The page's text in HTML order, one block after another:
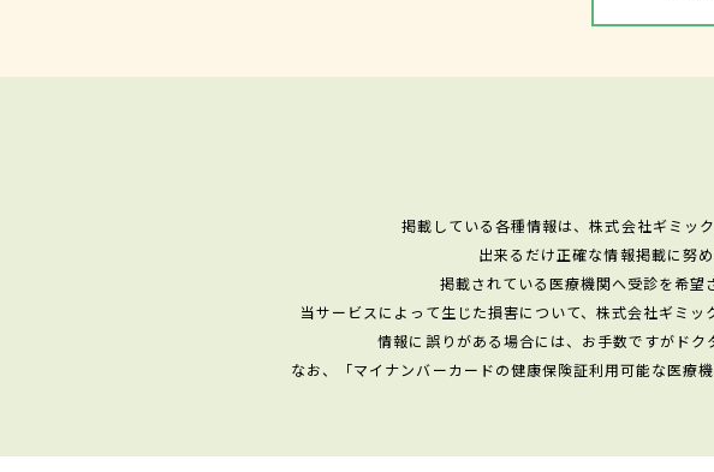
掲載している各種情報は、株式会社ギミッ
出来るだけ正確な情報掲載に努
掲載されている医療機関へ受診を希望
当サービスによって生じた損害について、株式会社ギミ
情報に誤りがある場合には、お手数ですがドク
なお、「マイナンバーカードの健康保険証利用可能な医療